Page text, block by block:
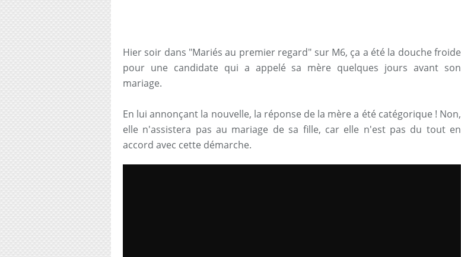
Hier soir dans "Mariés au premier regard" sur M6, ça a été la douche froide
pour une candidate qui a appelé sa mère quelques jours avant son
mariage.
En lui annonçant la nouvelle, la réponse de la mère a été catégorique ! Non,
elle n'assistera pas au mariage de sa fille, car elle n'est pas du tout en
accord avec cette démarche.